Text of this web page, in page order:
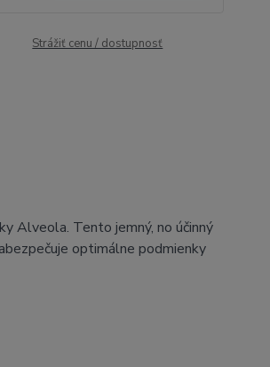
Strážiť cenu / dostupnosť
Alveola. Tento jemný, no účinný
optimálne podmienky